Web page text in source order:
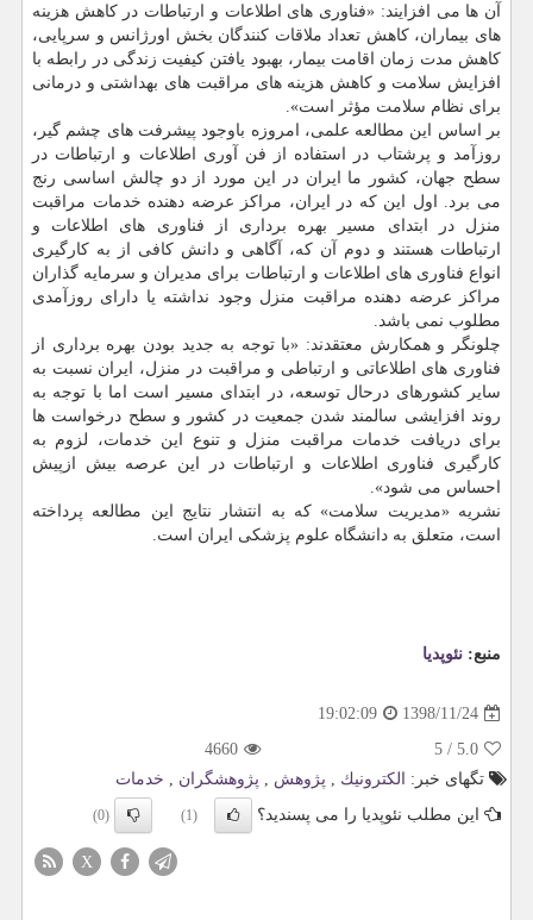
آن ها می افزایند: «فناوری های اطلاعات و ارتباطات در كاهش هزینه
های بیماران، كاهش تعداد ملاقات كنندگان بخش اورژانس و سرپایی،
كاهش مدت زمان اقامت بیمار، بهبود یافتن كیفیت زندگی در رابطه با
افزایش سلامت و كاهش هزینه های مراقبت های بهداشتی و درمانی
برای نظام سلامت مؤثر است».
بر اساس این مطالعه علمی، امروزه باوجود پیشرفت های چشم گیر،
روزآمد و پرشتاب در استفاده از فن آوری اطلاعات و ارتباطات در
سطح جهان، كشور ما ایران در این مورد از دو چالش اساسی رنج
می برد. اول این كه در ایران، مراكز عرضه دهنده خدمات مراقبت
منزل در ابتدای مسیر بهره برداری از فناوری های اطلاعات و
ارتباطات هستند و دوم آن كه، آگاهی و دانش كافی از به كارگیری
انواع فناوری های اطلاعات و ارتباطات برای مدیران و سرمایه گذاران
مراكز عرضه دهنده مراقبت منزل وجود نداشته یا دارای روزآمدی
مطلوب نمی باشد.
چلونگر و همكارش معتقدند: «با توجه به جدید بودن بهره برداری از
فناوری های اطلاعاتی و ارتباطی و مراقبت در منزل، ایران نسبت به
سایر كشورهای درحال توسعه، در ابتدای مسیر است اما با توجه به
روند افزایشی سالمند شدن جمعیت در كشور و سطح درخواست ها
برای دریافت خدمات مراقبت منزل و تنوع این خدمات، لزوم به
كارگیری فناوری اطلاعات و ارتباطات در این عرصه بیش ازپیش
احساس می شود».
نشریه «مدیریت سلامت» كه به انتشار نتایج این مطالعه پرداخته
است، متعلق به دانشگاه علوم پزشكی ایران است.
منبع: نئوپدیا
1398/11/24
19:02:09
5.0
/
5
4660
تگهای خبر:
الكترونیك , پژوهش , پژوهشگران , خدمات
این مطلب نئوپدیا را می پسندید؟
(1)
(0)
X